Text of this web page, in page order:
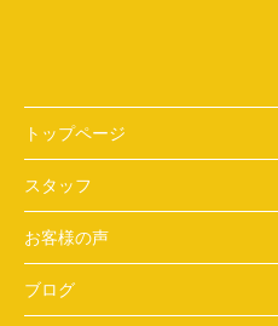
トップページ
スタッフ
お客様の声
ブログ